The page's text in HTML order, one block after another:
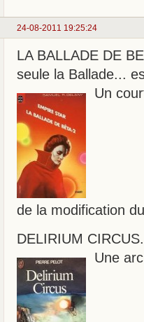
24-08-2011 19:25:24
LA BALLADE DE
seule la Ballade...
Un
de la modification
DELIRIUM
Une